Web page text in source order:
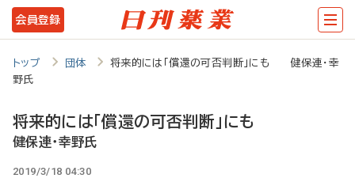
メ
イ
ン
テ
会員登録
トップ 団体
将来的には「償還の可否判断」にも 健保連・幸
野氏
将来的には「償還の可否判断」にも
健保連・幸野氏
2019/3/18 04:30